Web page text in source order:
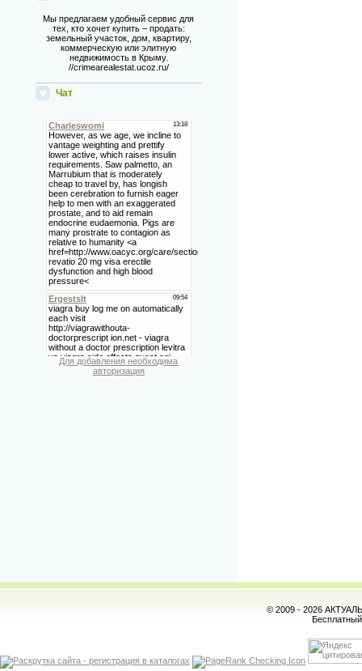
Мы предлагаем удобный сервис для
тех, кто хочет купить – продать:
земельный участок, дом, квартиру,
коммерческую или элитную
недвижимость в Крыму.
//crimearealestat.ucoz.ru/
Чат
Для добавления необходима
авторизация
© 2009 - 2026